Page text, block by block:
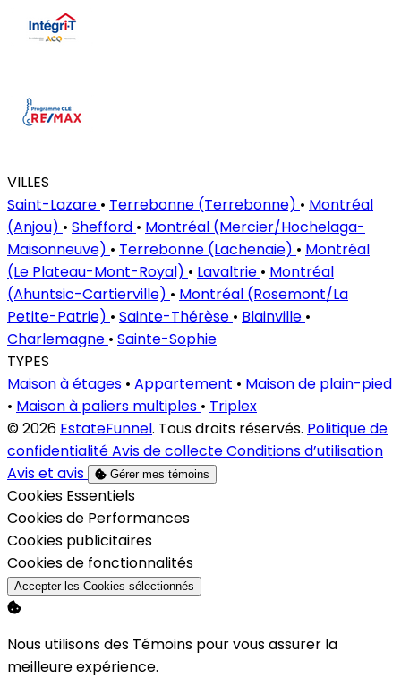
VILLES
Saint-Lazare • Terrebonne (Terrebonne) • Montréal
(Anjou) • Shefford • Montréal (Mercier/Hochelaga-
Maisonneuve) • Terrebonne (Lachenaie) • Montréal
(Le Plateau-Mont-Royal) • Lavaltrie • Montréal
(Ahuntsic-Cartierville) • Montréal (Rosemont/La
Petite-Patrie) • Sainte-Thérèse • Blainville •
Charlemagne • Sainte-Sophie
TYPES
Maison à étages • Appartement • Maison de plain-pied
• Maison à paliers multiples • Triplex
© 2026 EstateFunnel. Tous droits réservés. Politique de
confidentialitéAvis de collecteConditions d’utilisation
Avis et avis
Gérer mes témoins
Activer
Cookies Essentiels
Activer
Cookies de Performances
Activer
Cookies publicitaires
Activer
Cookies de fonctionnalités
Accepter les Cookies sélectionnés
Nous utilisons des Témoins pour vous assurer la
meilleure expérience.